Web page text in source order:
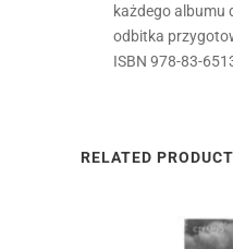
każdego albumu
odbitka
ISBN 978-83-
RELATED